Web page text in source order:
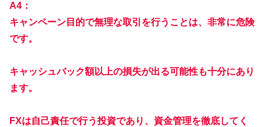
A4：
キャンペーン目的で無理な取引を行うことは、非常に危険
です。
キャッシュバック額以上の損失が出る可能性も十分にあり
ます。
FXは自己責任で行う投資であり、資金管理を徹底してく